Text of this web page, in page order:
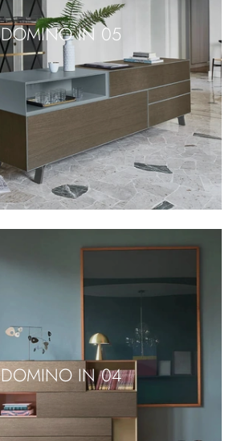
DOMINO IN 05
DOMINO IN 04